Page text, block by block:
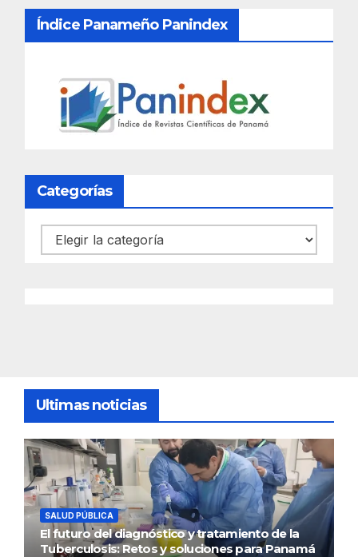
Índice Panameño Panindex
Categorías
Categorías
Ultimas noticias
SALUD PÚBLICA
El futuro del diagnóstico y tratamiento de la
Tuberculosis: Retos y soluciones para Panamá